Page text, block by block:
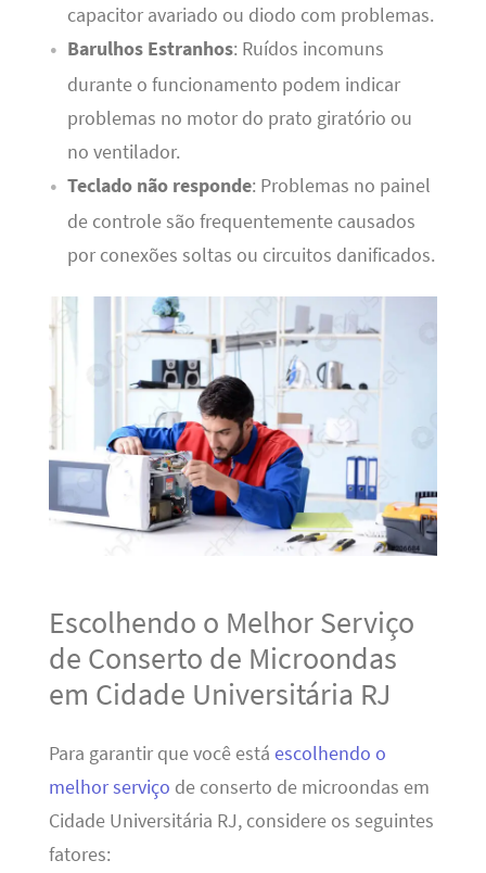
capacitor avariado ou diodo com problemas.
Barulhos Estranhos: Ruídos incomuns
durante o funcionamento podem indicar
problemas no motor do prato giratório ou
no ventilador.
Teclado não responde: Problemas no painel
de controle são frequentemente causados
por conexões soltas ou circuitos danificados.
Escolhendo o Melhor Serviço
de Conserto de Microondas
em Cidade Universitária RJ
Para garantir que você está escolhendo o
melhor serviço de conserto de microondas em
Cidade Universitária RJ, considere os seguintes
fatores: